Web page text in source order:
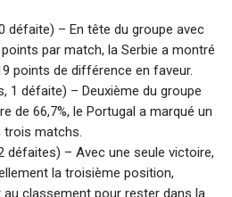
défaite) – En tête du groupe avec
par match, la Serbie a montré
points de différence en faveur.
1 défaite) – Deuxième du groupe
de 66,7%, le Portugal a marqué un
trois matchs.
défaites) – Avec une seule victoire,
la troisième position,
classement pour rester dans la